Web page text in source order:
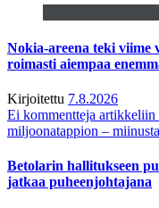
Nokia-areena teki viime
roimasti aiempaa
Kirjoitettu 7.8.2026
Ei kommentteja artikkeliin
miljoonatappion –
Betolarin hallitukseen
jatkaa puheenjohtajana